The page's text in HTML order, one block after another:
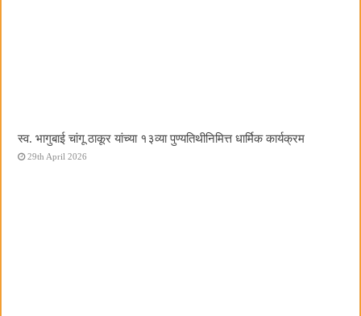
स्व. भागुबाई चांगू ठाकूर यांच्या १३व्या पुण्यतिथीनिमित्त धार्मिक कार्यक्रम
29th April 2026